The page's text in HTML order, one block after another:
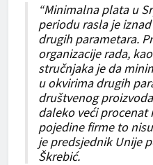
“Minimalna plata u
periodu rasla je
drugih parametara.
organizacije rada,
stručnjaka je da
u okvirima drugih
društvenog
daleko veći
pojedine firme to
je predsjednik Unije
Škrebić.